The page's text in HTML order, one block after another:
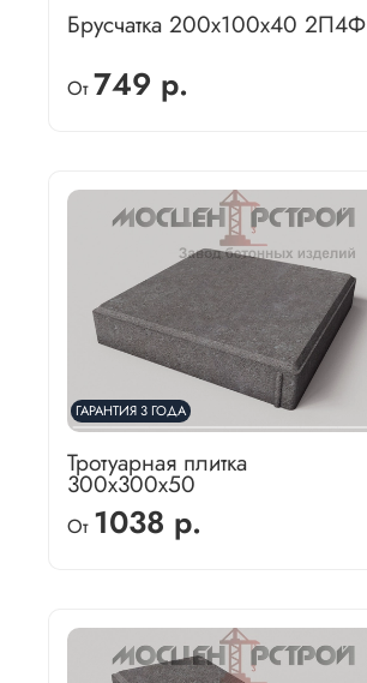
Брусчатка 200х100х40 2П4Ф
От 749 р.
ГАРАНТИЯ 3 ГОДА
Тротуарная плитка
300х300х50
От 1038 р.